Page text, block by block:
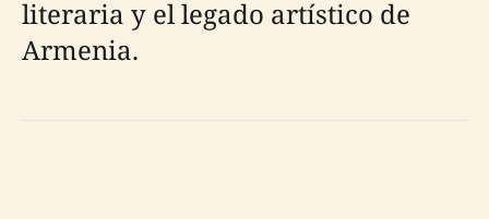
literaria y el legado artístico de
Armenia.